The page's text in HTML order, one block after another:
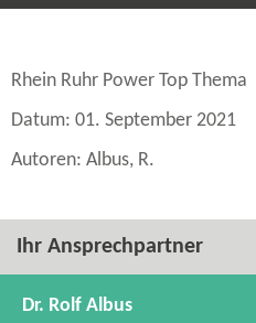
Rhein Ruhr Power Top Thema
Datum: 01. September 2021
Autoren: Albus, R.
Ihr Ansprechpartner
Dr. Rolf Albus